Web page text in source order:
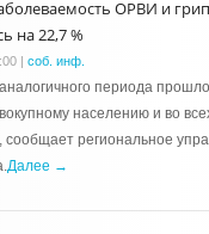
ОРВИ и
на 22,7 %
| соб. инф.
периода
населению и во
сообщает региональное
Далее →